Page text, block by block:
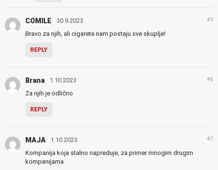
COMILE 30.9.2023 #5
Bravo za njih, ali cigarete nam postaju sve skuplje!
REPLY
Brana 1.10.2023 #6
Za njih je odlično
REPLY
MAJA 1.10.2023 #7
Kompanija koja stalno napreduje, za primer mnogim drugim
kompanijama